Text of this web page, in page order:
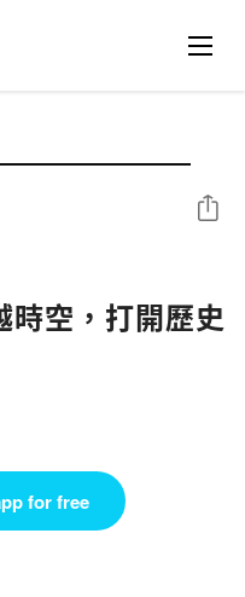
時空，打開歷史
Share
for free